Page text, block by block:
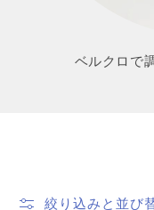
ベルクロで
絞り込みと並び